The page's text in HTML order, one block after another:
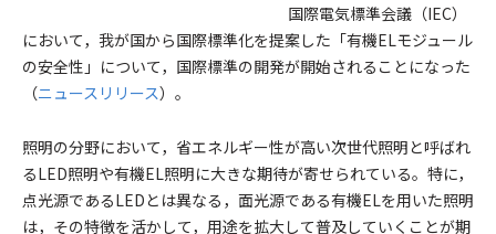
国際電気標準会議（IEC）
において，我が国から国際標準化を提案した「有機ELモジュール
の安全性」について，国際標準の開発が開始されることになった
（ニュースリリース）。
照明の分野において，省エネルギー性が高い次世代照明と呼ばれ
るLED照明や有機EL照明に大きな期待が寄せられている。特に，
点光源であるLEDとは異なる，面光源である有機ELを用いた照明
は，その特徴を活かして，用途を拡大して普及していくことが期